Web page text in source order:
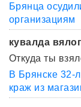
Брянца
организациям
кувалда
Откуда ты
В Брянске 32-
краж из